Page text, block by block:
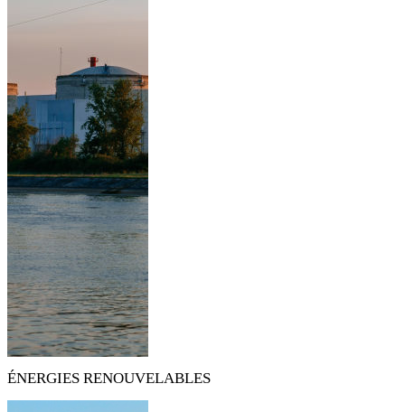
ÉNERGIES RENOUVELABLES